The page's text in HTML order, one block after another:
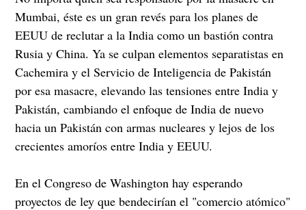
Mumbai, éste es un gran revés para los planes de
EEUU de reclutar a la India como un bastión contra
Rusia y China. Ya se culpan elementos separatistas en
Cachemira y el Servicio de Inteligencia de Pakistán
por esa masacre, elevando las tensiones entre India y
Pakistán, cambiando el enfoque de India de nuevo
hacia un Pakistán con armas nucleares y lejos de los
crecientes amoríos entre India y EEUU.
En el Congreso de Washington hay esperando
proyectos de ley que bendecirían el "comercio atómico"